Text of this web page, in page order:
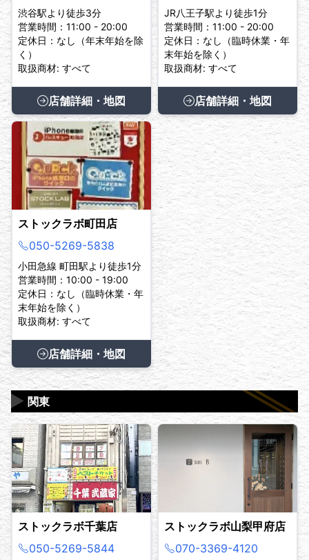
渋谷駅より徒歩3分
営業時間：11:00 - 20:00
定休日：なし（年末年始を除
く）
取扱商材: すべて
店舗詳細・地図
JR八王子駅より徒歩1分
営業時間：11:00 - 20:00
定休日：なし（臨時休業・年
末年始を除く）
取扱商材: すべて
店舗詳細・地図
ストックラボ町田店
050-5269-5838
小田急線 町田駅より徒歩1分
営業時間：10:00 - 19:00
定休日：なし（臨時休業・年
末年始を除く）
取扱商材: すべて
店舗詳細・地図
関東
▶
ストックラボ千葉店
050-5269-5844
ストックラボ山梨甲府店
070-3369-4120